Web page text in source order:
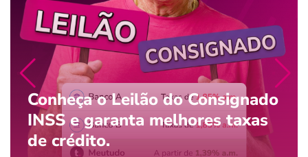
Conheça o Leilão do Consignado
INSS e garanta melhores taxas
de crédito.